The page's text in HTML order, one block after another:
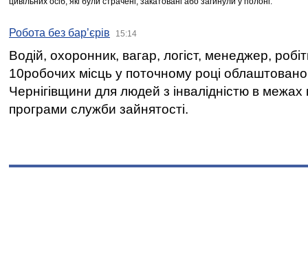
Робота без бар’єрів 15:14
Водій, охоронник, вагар, логіст, менеджер,
10робочих місць у поточному році
Чернігівщини для людей з інвалідністю в межах
програми служби зайнятості.